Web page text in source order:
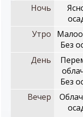
Ночь
Утро
Без
День
Без
Вечер